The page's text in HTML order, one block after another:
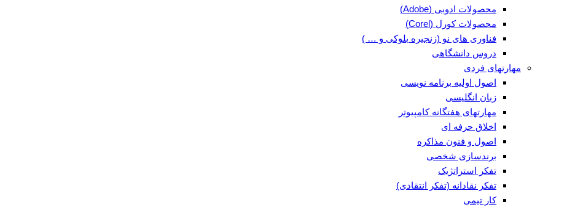
محصولات ادوبی (Adobe)
محصولات کورل (Corel)
فناوری های نو (زنجیره بلوکی و … )
دروس دانشگاهی
مهارتهای فردی
اصول اولیه برنامه نویسی
زبان انگلیسی
مهارتهای هفتگانه کامپیوتر
اخلاق حرفه ای
اصول و فنون مذاکره
برندسازی شخصی
تفکر استراتژیک
تفکر نقادانه (تفکر انتقادی)
کار تیمی